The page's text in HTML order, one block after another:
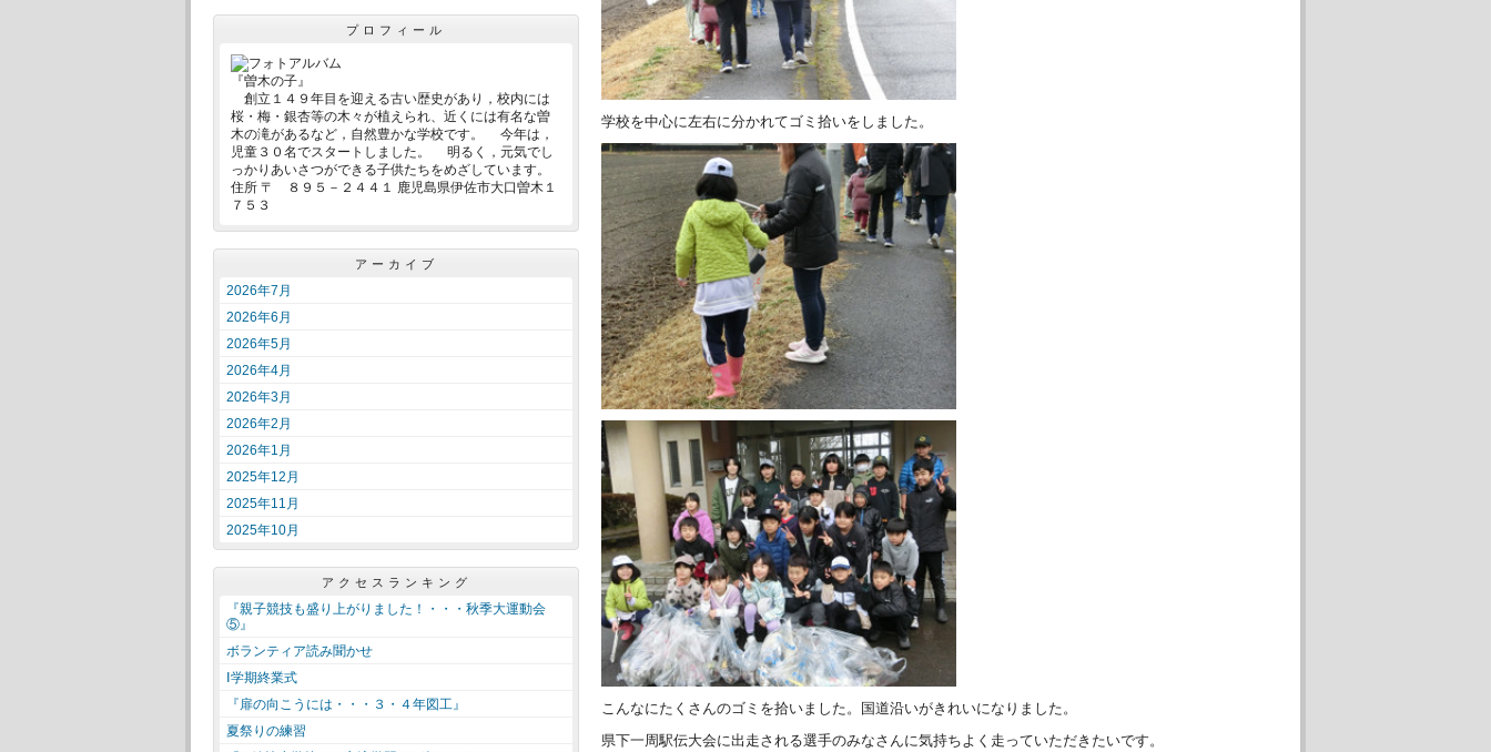
プロフィール
『曽木の子』
創立１４９年目を迎える古い歴史があり，校内には
桜・梅・銀杏等の木々が植えられ、近くには有名な曽
木の滝があるなど，自然豊かな学校です。 今年は，
児童３０名でスタートしました。 明るく，元気でし
っかりあいさつができる子供たちをめざしています。
住所 〒 ８９５－２４４１ 鹿児島県伊佐市大口曽木１
７５３
アーカイブ
2026年7月
2026年6月
2026年5月
2026年4月
2026年3月
2026年2月
2026年1月
2025年12月
2025年11月
2025年10月
アクセスランキング
『親子競技も盛り上がりました！・・・秋季大運動会
⑤』
ボランティア読み聞かせ
Ⅰ学期終業式
『扉の向こうには・・・３・４年図工』
夏祭りの練習
学校を中心に左右に分かれてゴミ拾いをしました。
こんなにたくさんのゴミを拾いました。国道沿いがきれいになりました。
県下一周駅伝大会に出走される選手のみなさんに気持ちよく走っていただきたいです。